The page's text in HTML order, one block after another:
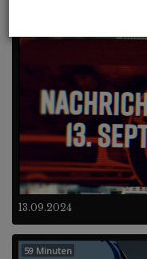
13.09.2024
59 Minuten